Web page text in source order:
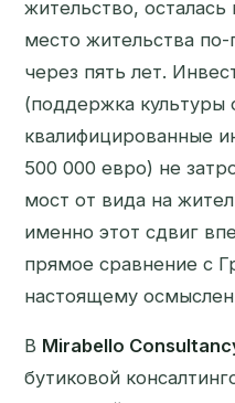
жительство,
место жительства
через пять лет.
(поддержка культуры
квалифицированные
500 000 евро) не
мост от вида на
именно этот сдвиг
прямое сравнение с
настоящему
В Mirabello
бутиковой